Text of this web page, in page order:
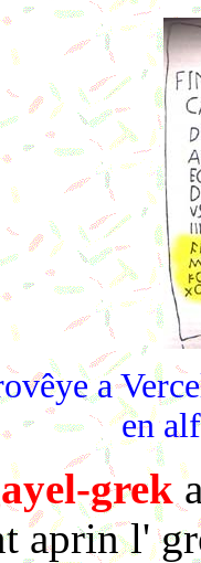
a
en
grek
aprin l'